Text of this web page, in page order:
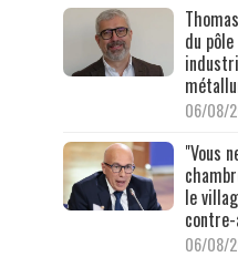
du
06/08/
"Vous
le
06/08/